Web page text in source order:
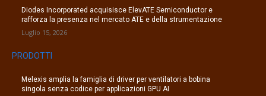
Diodes Incorporated acquisisce ElevATE Semiconductor e
rafforza la presenza nel mercato ATE e della strumentazione
Luglio 15, 2026
PRODOTTI
Melexis amplia la famiglia di driver per ventilatori a bobina
singola senza codice per applicazioni GPU AI